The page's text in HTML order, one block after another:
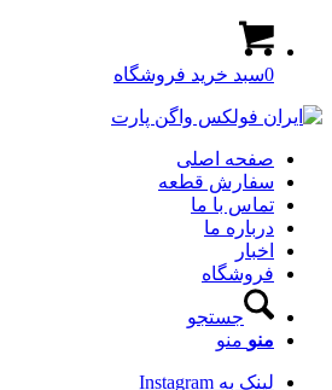
0سبد خرید فروشگاه
صفحه اصلی
سفارش قطعه
تماس با ما
درباره ما
اخبار
فروشگاه
جستجو
منو منو
لینک به Instagram